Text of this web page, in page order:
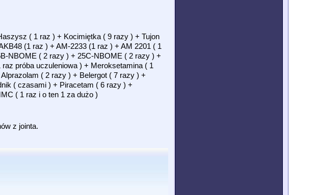
( 1 raz ) + Kocimiętka ( 9 razy ) + Tujon
(1 raz ) + AM-2233 (1 raz ) + AM 2201 ( 1
NBOME ( 2 razy ) + 25C-NBOME ( 2 razy ) +
próba uczuleniowa ) + Meroksetamina ( 1
( 2 razy ) + Belergot ( 7 razy ) +
( czasami ) + Piracetam ( 6 razy ) +
( 1 raz i o ten 1 za dużo )
z jointa.